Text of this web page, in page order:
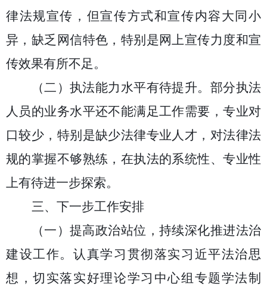
律法规宣传，但宣传方式和宣传内容大同小
异，缺乏网信特色，特别是网上宣传力度和宣
传效果有所不足。
（二）执法能力水平有待提升。 部分执法
人员的业务水平还不能满足工作需要，专业对
口较少，特别是缺少法律专业人才，对法律法
规的掌握不够熟练 ， 在执法的系统性、专业性
上有待进一步探索。
三、下一步工作安排
（一）提高政治站位， 持续深化推进法治
建设工作。认真学习贯彻落实习近平法治思
想，切实落实好理论学习中心组专题学法制